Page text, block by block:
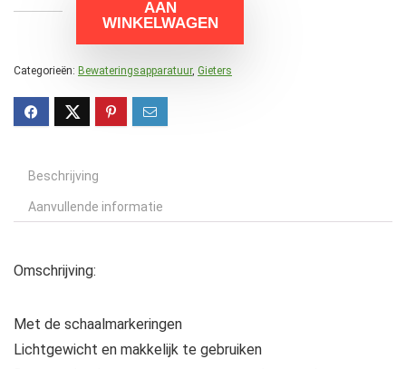
AAN
WINKELWAGEN
Categorieën: Bewateringsapparatuur, Gieters
Beschrijving
Aanvullende informatie
Omschrijving:
Met de schaalmarkeringen
Lichtgewicht en makkelijk te gebruiken